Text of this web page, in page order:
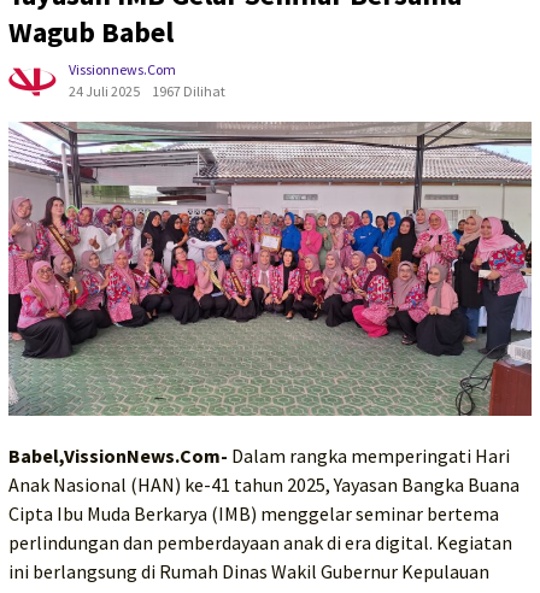
Wagub Babel
Vissionnews.com
24 Juli 2025
1967 Dilihat
Babel,VissionNews.Com- Dalam rangka memperingati Hari
Anak Nasional (HAN) ke-41 tahun 2025, Yayasan Bangka Buana
Cipta Ibu Muda Berkarya (IMB) menggelar seminar bertema
perlindungan dan pemberdayaan anak di era digital. Kegiatan
ini berlangsung di Rumah Dinas Wakil Gubernur Kepulauan